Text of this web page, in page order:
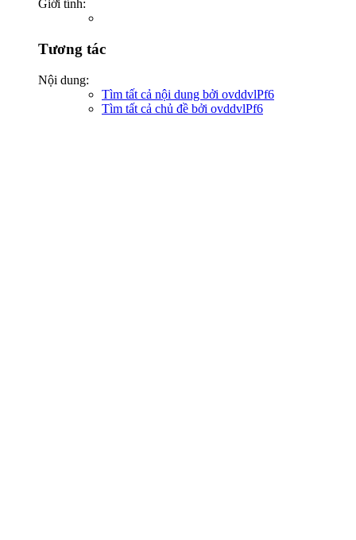
Giới tính:
Tương tác
Nội dung:
Tìm tất cả nội dung bởi ovddvlPf6
Tìm tất cả chủ đề bởi ovddvlPf6